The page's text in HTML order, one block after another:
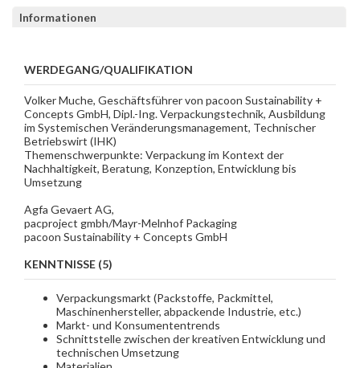
Informationen
WERDEGANG/QUALIFIKATION
Volker Muche, Geschäftsführer von pacoon Sustainability +
Concepts GmbH, Dipl.-Ing. Verpackungstechnik, Ausbildung
im Systemischen Veränderungsmanagement, Technischer
Betriebswirt (IHK)
Themenschwerpunkte: Verpackung im Kontext der
Nachhaltigkeit, Beratung, Konzeption, Entwicklung bis
Umsetzung
Agfa Gevaert AG,
pacproject gmbh/Mayr-Melnhof Packaging
pacoon Sustainability + Concepts GmbH
KENNTNISSE (5)
Verpackungsmarkt (Packstoffe, Packmittel,
Maschinenhersteller, abpackende Industrie, etc.)
Markt- und Konsumententrends
Schnittstelle zwischen der kreativen Entwicklung und
technischen Umsetzung